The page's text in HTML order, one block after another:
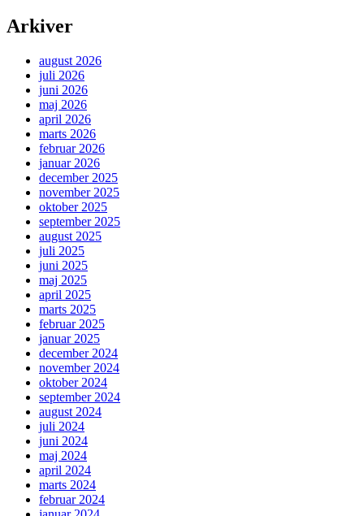
Arkiver
august 2026
juli 2026
juni 2026
maj 2026
april 2026
marts 2026
februar 2026
januar 2026
december 2025
november 2025
oktober 2025
september 2025
august 2025
juli 2025
juni 2025
maj 2025
april 2025
marts 2025
februar 2025
januar 2025
december 2024
november 2024
oktober 2024
september 2024
august 2024
juli 2024
juni 2024
maj 2024
april 2024
marts 2024
februar 2024